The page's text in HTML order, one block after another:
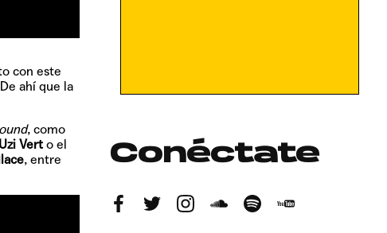
con este
ahí que la
, como
Verto el
, entre
Conéctate